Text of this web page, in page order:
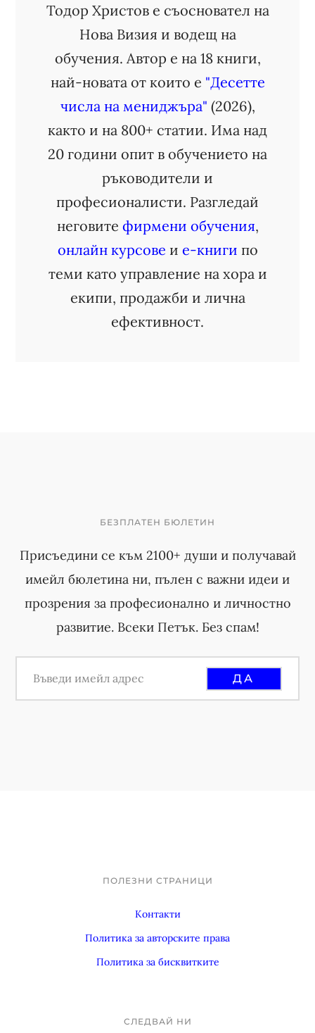
Тодор Христов е съосновател на
Нова Визия и водещ на
обучения. Автор е на 18 книги,
най-новата от които е "Десетте
числа на мениджъра" (2026),
както и на 800+ статии. Има над
20 години опит в обучението на
ръководители и
професионалисти. Разгледай
неговите фирмени обучения,
онлайн курсове и е-книги по
теми като управление на хора и
екипи, продажби и лична
ефективност.
БЕЗПЛАТЕН БЮЛЕТИН
Присъедини се към 2100+ души и получавай
имейл бюлетина ни, пълен с важни идеи и
прозрения за професионално и личностно
развитие. Всеки Петък. Без спам!
ПОЛЕЗНИ СТРАНИЦИ
Контакти
Политика за авторските права
Политика за бисквитките
СЛЕДВАЙ НИ